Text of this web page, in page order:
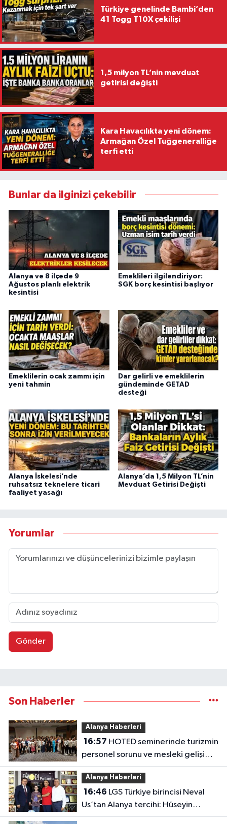
Türkiye genelinde Bambi’den
41 Togg T10X çekilişi
1,5 milyon TL’nin mevduat
getirisi değişti
Kara Havacılıkta yeni dönem:
Armağan Özel Tuğgeneralliğe
terfi etti
Bunlar da ilginizi çekebilir
Alanya ve 8 ilçede 9
Ağustos planlı elektrik
kesintisi
Emeklileri ilgilendiriyor:
SGK borç kesintisi başlıyor
Emeklilerin ocak zammı için
yeni tahmin
Dar gelirli ve emeklilerin
gündeminde GETAD
desteği
Alanya İskelesi’nde
ruhsatsız teknelere ticari
faaliyet yasağı
Alanya’da 1,5 Milyon TL’nin
Mevduat Getirisi Değişti
Yorumlar
Gönder
Son Haberler
Alanya Haberleri
16:57
personel sorunu ve mesleki gelişim
masaya yatırıldı
Alanya Haberleri
16:46
Us’tan Alanya tercihi: Hüseyin
Girenes’ten ödül